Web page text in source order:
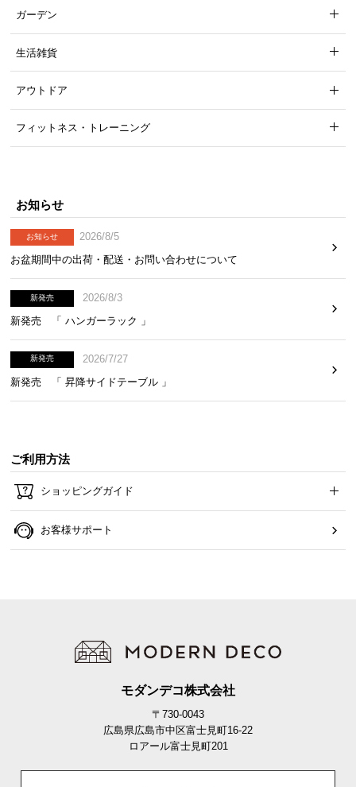
ガーデン
生活雑貨
アウトドア
フィットネス・トレーニング
お知らせ
お知らせ
2026/8/5
お盆期間中の出荷・配送・お問い合わせについて
新発売
2026/8/3
新発売 「 ハンガーラック 」
新発売
2026/7/27
新発売 「 昇降サイドテーブル 」
ご利用方法
ショッピングガイド
お客様サポート
モダンデコ株式会社
〒730-0043
広島県広島市中区富士見町16-22
ロアール富士見町201